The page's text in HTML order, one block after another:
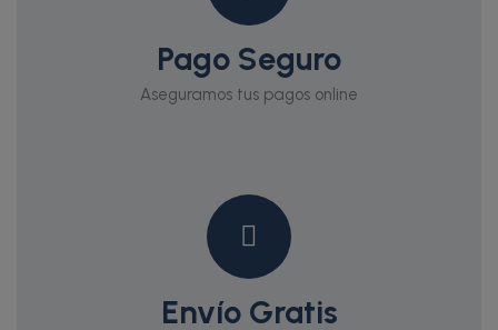
Pago Seguro
Aseguramos tus pagos online
Envío Gratis